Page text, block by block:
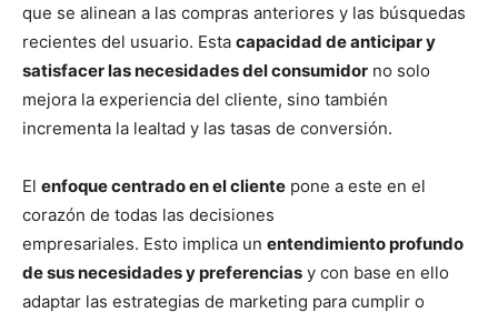
que se alinean a las compras anteriores y las búsquedas
recientes del usuario. Esta capacidad de anticipar y
satisfacer las necesidades del consumidor no solo
mejora la experiencia del cliente, sino también
incrementa la lealtad y las tasas de conversión.
El enfoque centrado en el cliente pone a este en el
corazón de todas las decisiones
empresariales. Esto implica un entendimiento profundo
de sus necesidades y preferencias y con base en ello
adaptar las estrategias de marketing para cumplir o